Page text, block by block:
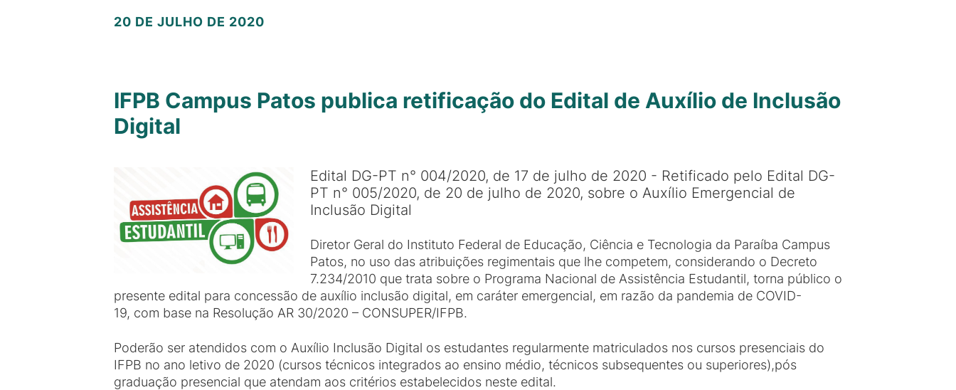
20 DE JULHO DE 2020
IFPB Campus Patos publica retificação do Edital de Auxílio de Inclusão
Digital
Edital DG-PT n° 004/2020, de 17 de julho de 2020 - Retificado pelo Edital DG-
PT n° 005/2020, de 20 de julho de 2020, sobre o Auxílio Emergencial de
Inclusão Digital
Diretor Geral do Instituto Federal de Educação, Ciência e Tecnologia da Paraíba Campus
Patos, no uso das atribuições regimentais que lhe competem, considerando o Decreto
7.234/2010 que trata sobre o Programa Nacional de Assistência Estudantil, torna público o
presente edital para concessão de auxílio inclusão digital, em caráter emergencial, em razão da pandemia de COVID-
19, com base na Resolução AR 30/2020 – CONSUPER/IFPB.
Poderão ser atendidos com o Auxílio Inclusão Digital os estudantes regularmente matriculados nos cursos presenciais do
IFPB no ano letivo de 2020 (cursos técnicos integrados ao ensino médio, técnicos subsequentes ou superiores),pós
graduação presencial que atendam aos critérios estabelecidos neste edital.